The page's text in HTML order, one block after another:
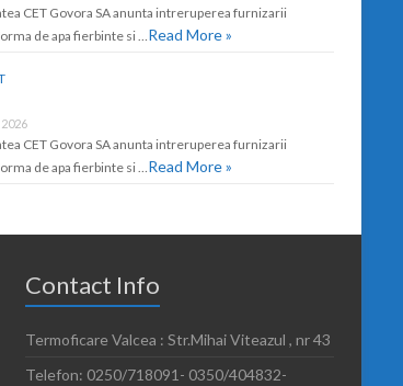
CET Govora SA anunta intreruperea furnizarii
de apa fierbinte si … Read More »
2026
CET Govora SA anunta intreruperea furnizarii
de apa fierbinte si … Read More »
Contact Info
Termoficare Valcea : Str.Mihai Viteazul , nr 43
Telefon: 0250/718091- 0350/404832-